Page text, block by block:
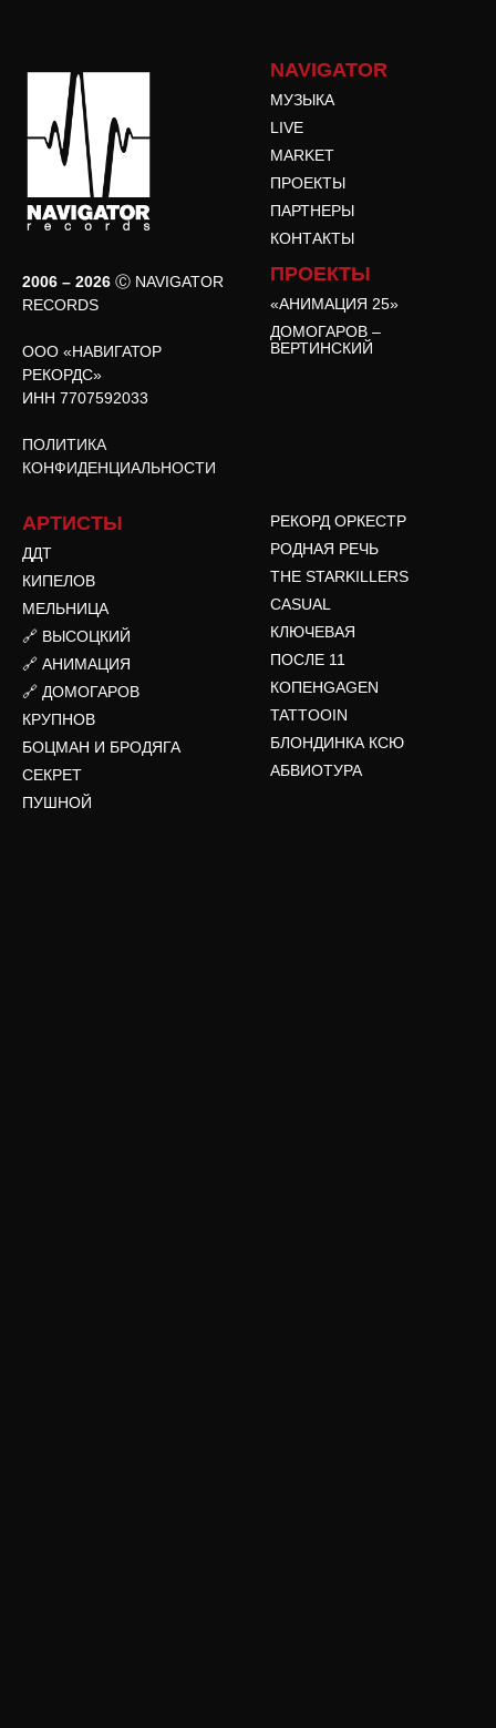
2006 – 2026 Ⓒ NAVIGATOR
RECORDS
ООО «НАВИГАТОР
РЕКОРДС»
ИНН 7707592033
ПОЛИТИКА
КОНФИДЕНЦИАЛЬНОСТИ
NAVIGATOR
МУЗЫКА
LIVE
MARKET
ПРОЕКТЫ
ПАРТНЕРЫ
КОНТАКТЫ
ПРОЕКТЫ
«АНИМАЦИЯ 25»
ДОМОГАРОВ –
ВЕРТИНСКИЙ
АРТИСТЫ
ДДТ
КИПЕЛОВ
МЕЛЬНИЦА
🔗 ВЫСОЦКИЙ
🔗 АНИМАЦИЯ
🔗 ДОМОГАРОВ
КРУПНОВ
БОЦМАН И БРОДЯГА
СЕКРЕТ
ПУШНОЙ
РЕКОРД ОРКЕСТР
РОДНАЯ РЕЧЬ
THE STARKILLERS
CASUAL
КЛЮЧЕВАЯ
ПОСЛЕ 11
КОПЕНGAGEN
TATTOOIN
БЛОНДИНКА КСЮ
АБВИОТУРА